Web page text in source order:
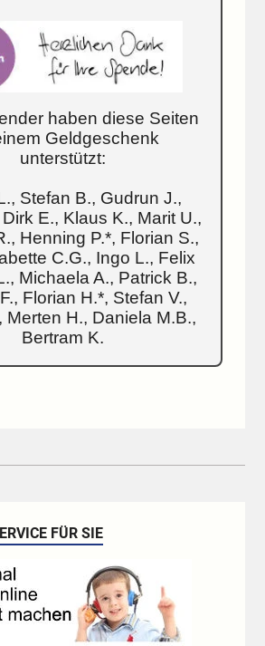
haben diese Seiten
Geldgeschenk
unterstützt:
Stefan B., Gudrun J.,
E., Klaus K., Marit U.,
Henning P.*, Florian S.,
C.G., Ingo L., Felix
Michaela A., Patrick B.,
Florian H.*, Stefan V.,
Merten H., Daniela M.B.,
Bertram K.
FÜR SIE